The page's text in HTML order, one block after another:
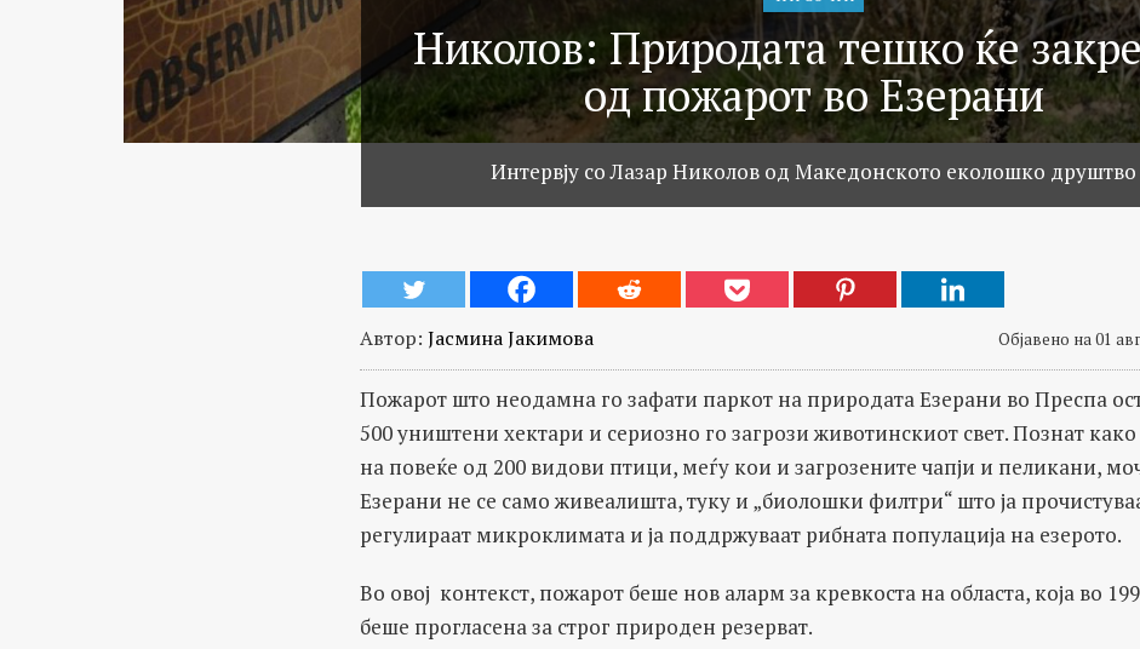
Николов: Природата тешко ќе
од пожарот во Езерани
Интервју со Лазар Николов од Македонското еколошко друштво
Автор: Јасмина Јакимова Објавено на 01
Пожарот што неодамна го зафати паркот на природата Езерани во Преспа
500 уништени хектари и сериозно го загрози животинскиот свет. Познат
на повеќе од 200 видови птици, меѓу кои и загрозените чапји и пеликани,
Езерани не се само живеалишта, туку и „биолошки филтри“ што ја
регулираат микроклимата и ја поддржуваат рибната популација на езерото.
Во овој контекст, пожарот беше нов аларм за кревкоста на областа, која во
беше прогласена за строг природен резерват.